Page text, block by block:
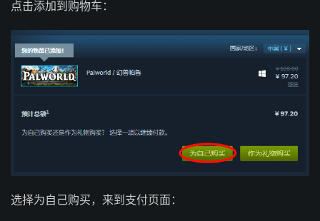
点击添加到购物车：
选择为自己购买，来到支付页面：